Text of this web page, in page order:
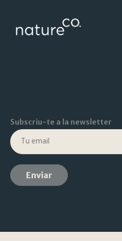
Subscriu-te a la newsletter